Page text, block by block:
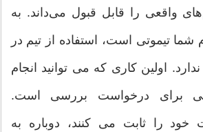
واقعی را قابل قبول می‌داند. به
شما تیموتی است، استفاده از تیم در
اولین کاری که می توانید انجام
برای درخواست بررسی است.
خود را ثابت می کنند، دوباره به